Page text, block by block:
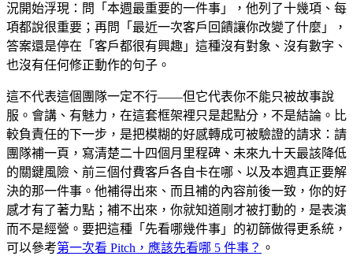
況開始浮現：問「本週最重要的一件事」，他列了十幾項、每
項都說很重要；再問「最近一次客戶回饋讓你改變了什麼」，
答案還是停在「客戶都很有興趣」這種沒有對象、沒有數字、
也沒有任何修正動作的句子。
這不代表這個團隊一定不行——但它代表你不能只被故事說
服。會講、有魅力，在這套框架裡只是起點分，不是結論。比
較負責任的下一步，是把模糊的好感轉成可被驗證的請求：請
團隊補一頁，寫清楚二十四個月里程碑、未來九十天最該降低
的關鍵風險、前三個付費客戶各自卡在哪、以及本週真正要解
決的那一件事。他補得出來、而且補的內容前後一致，你的好
感才有了著力點；補不出來，你就知道剛才被打動的，是表演
而不是經營。要把這種「先看哪幾件事」的初篩做得更系統，
可以參考第一次看 Pitch，應該先看哪 5 件事？ 。